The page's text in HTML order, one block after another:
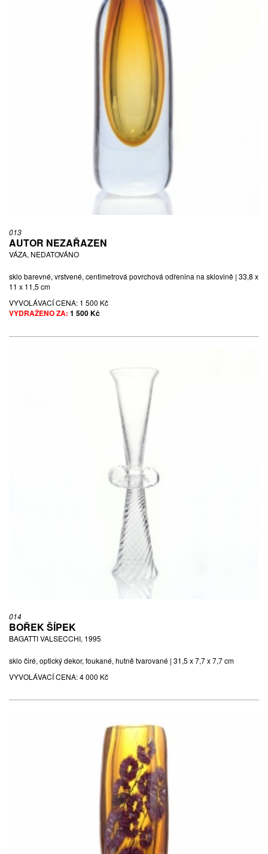
013
AUTOR NEZAŘAZEN
VÁZA, NEDATOVÁNO
sklo barevné, vrstvené, centimetrová povrchová odřenina na sklovině | 33,8 x
11 x 11,5 cm
VYVOLÁVACÍ CENA: 1 500 Kč
VYDRAŽENO ZA: 1 500 Kč
014
BOŘEK ŠÍPEK
BAGATTI VALSECCHI, 1995
sklo čiré, optický dekor, foukané, hutně tvarované | 31,5 x 7,7 x 7,7 cm
VYVOLÁVACÍ CENA:4 000 Kč